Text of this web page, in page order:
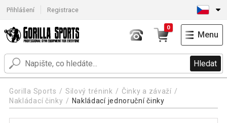
Přihlášení Registrace
Hledat
0
Menu
Gorilla Sports Silový trénink
Činky a závaží
Nakládací činky
Nakládací jednoruční činky